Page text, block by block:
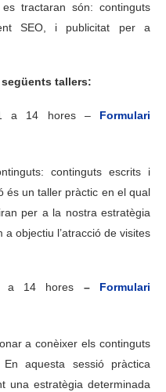
tractaran són: continguts
SEO, i publicitat per a
tallers:
a 14 hores – Formulari
continguts escrits i
és un taller pràctic en el qual
per a la nostra estratègia
objectiu l’atracció de visites
a 14 hores – Formulari
a conèixer els continguts
aquesta sessió pràctica
una estratègia determinada